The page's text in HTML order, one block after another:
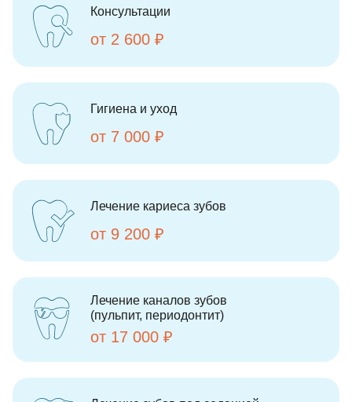
Консультации
от 2 600 ₽
Гигиена и уход
от 7 000 ₽
Лечение кариеса зубов
от 9 200 ₽
Лечение каналов зубов
(пульпит, периодонтит)
от 17 000 ₽